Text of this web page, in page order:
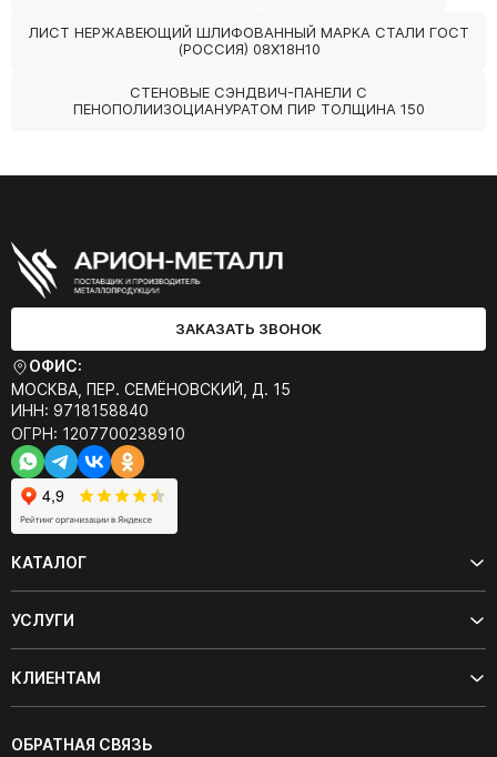
ЛИСТ НЕРЖАВЕЮЩИЙ ШЛИФОВАННЫЙ МАРКА СТАЛИ ГОСТ
(РОССИЯ) 08Х18Н10
СТЕНОВЫЕ СЭНДВИЧ-ПАНЕЛИ С
ПЕНОПОЛИИЗОЦИАНУРАТОМ ПИР ТОЛЩИНА 150
ЗАКАЗАТЬ ЗВОНОК
ОФИС:
МОСКВА, ПЕР. СЕМЁНОВСКИЙ, Д. 15
ИНН: 9718158840
ОГРН: 1207700238910
КАТАЛОГ
УСЛУГИ
КЛИЕНТАМ
ОБРАТНАЯ СВЯЗЬ